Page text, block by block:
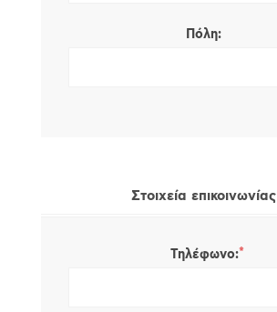
Πόλη:
Στοιχεία επικοινωνίας
Τηλέφωνο:*